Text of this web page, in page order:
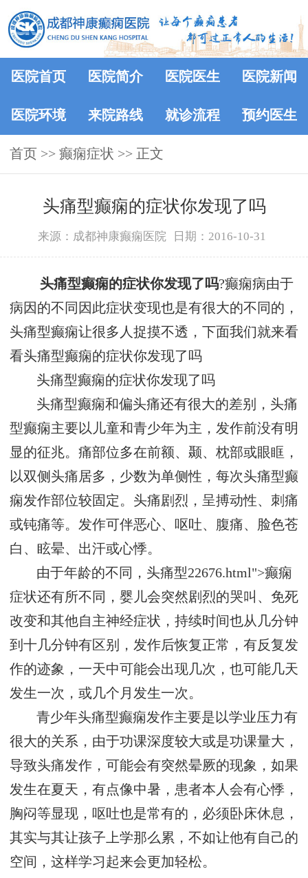
医院首页 医院简介 医院医生 医院新闻
医院环境 来院路线 就诊流程 预约医生
首页 >> 癫痫症状 >> 正文
头痛型癫痫的症状你发现了吗
来源：成都神康癫痫医院 日期：2016-10-31
头痛型癫痫的症状你发现了吗?癫痫病由于
病因的不同因此症状变现也是有很大的不同的，
头痛型癫痫让很多人捉摸不透，下面我们就来看
看头痛型癫痫的症状你发现了吗
头痛型癫痫的症状你发现了吗
头痛型癫痫和偏头痛还有很大的差别，头痛
型癫痫主要以儿童和青少年为主，发作前没有明
显的征兆。痛部位多在前额、颞、枕部或眼眶，
以双侧头痛居多，少数为单侧性，每次头痛型癫
痫发作部位较固定。头痛剧烈，呈搏动性、刺痛
或钝痛等。发作可伴恶心、呕吐、腹痛、脸色苍
白、眩晕、出汗或心悸。
由于年龄的不同，头痛型22676.html">癫痫
症状还有所不同，婴儿会突然剧烈的哭叫、免死
改变和其他自主神经症状，持续时间也从几分钟
到十几分钟有区别，发作后恢复正常，有反复发
作的迹象，一天中可能会出现几次，也可能几天
发生一次，或几个月发生一次。
青少年头痛型癫痫发作主要是以学业压力有
很大的关系，由于功课深度较大或是功课量大，
导致头痛发作，可能会有突然晕厥的现象，如果
发生在夏天，有点像中暑，患者本人会有心悸，
胸闷等显现，呕吐也是常有的，必须卧床休息，
其实与其让孩子上学那么累，不如让他有自己的
空间，这样学习起来会更加轻松。